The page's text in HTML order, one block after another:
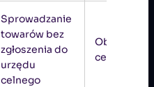
Sprowadzanie
towarów bez
zgłoszenia do
urzędu
celnego
Obejście
ceł